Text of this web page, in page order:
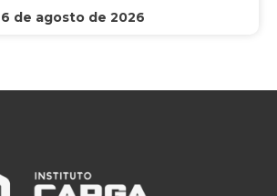
6 de agosto de 2026